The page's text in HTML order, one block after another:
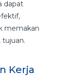
dapat
memakan
Kerja